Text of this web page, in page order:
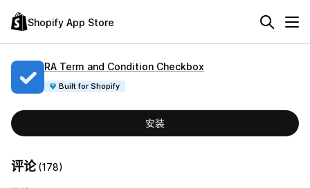
Shopify App Store
RA Term and Condition Checkbox
Built for Shopify
安装
评论(178)